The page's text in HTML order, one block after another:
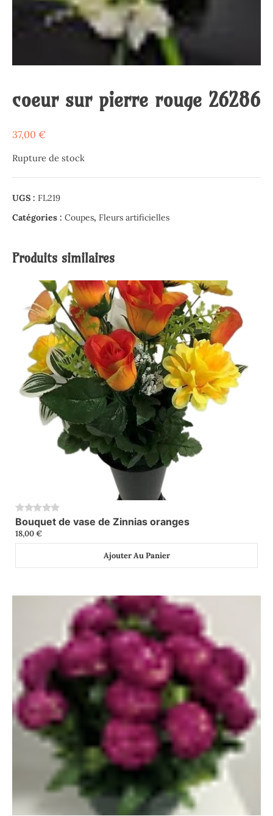
coeur sur pierre rouge 26286
37,00 €
Rupture de stock
UGS : FL219
Catégories : Coupes, Fleurs artificielles
Produits similaires
0
Bouquet de vase de Zinnias oranges
18,00€
Ajouter Au Panier